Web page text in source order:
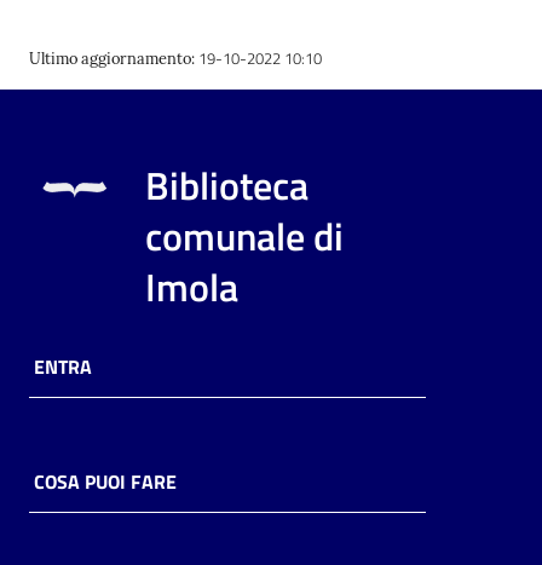
Ultimo aggiornamento: 19-10-2022 10:10
Biblioteca
comunale di
Imola
ENTRA
COSA PUOI FARE